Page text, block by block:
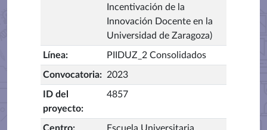
Incentivación de la
Innovación Docente en la
Universidad de Zaragoza)
Línea: PIIDUZ_2 Consolidados
Convocatoria: 2023
ID del
proyecto:
4857